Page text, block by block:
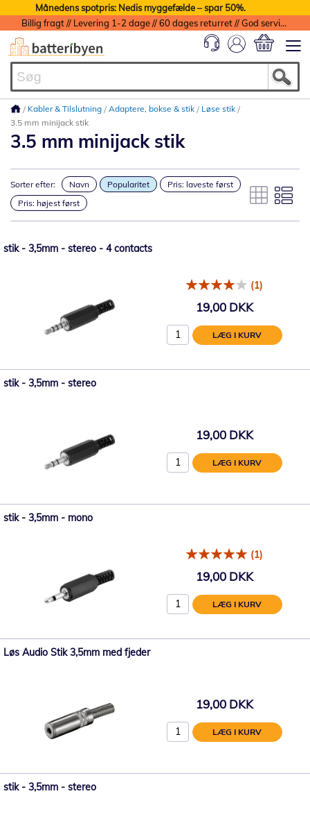
Månedens spotpris: Nedis myggefælde – spar 50%.
Billig fragt // Levering 1-2 dage // 60 dages returret // God service med garanti
Kabler & Tilslutning Adaptere, bokse & stik
Løse stik
3.5 mm minijack stik
3.5 mm minijack stik
Sorter efter: Navn Popularitet
Pris: laveste først
Pris: højest først
stik - 3,5mm - stereo - 4 contacts
(1)
19,00 DKK
LÆG I KURV
stik - 3,5mm - stereo
19,00 DKK
LÆG I KURV
stik - 3,5mm - mono
(1)
19,00 DKK
LÆG I KURV
Løs Audio Stik 3,5mm med fjeder
19,00 DKK
LÆG I KURV
stik - 3,5mm - stereo